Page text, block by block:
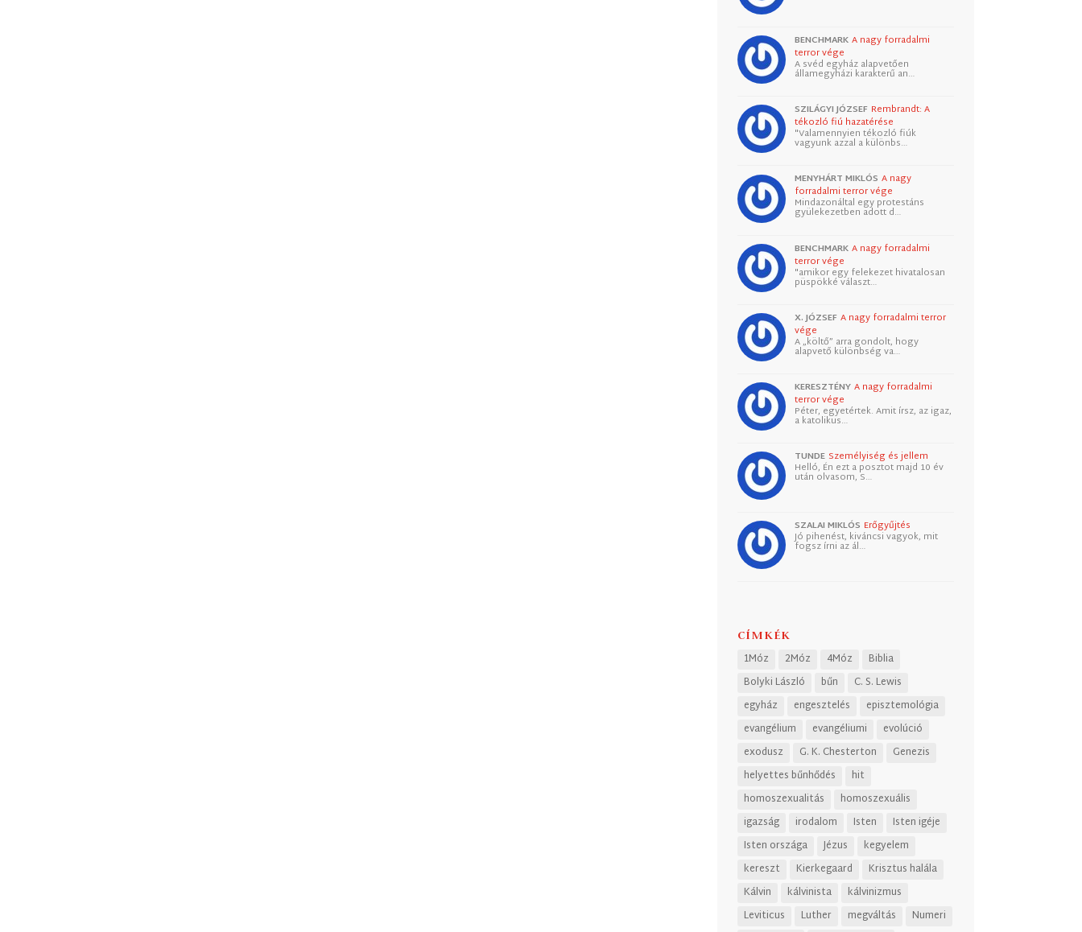
BENCHMARK A nagy forradalmi
terror vége
A svéd egyház alapvetően
államegyházi karakterű an…
SZILÁGYI JÓZSEF Rembrandt: A
tékozló fiú hazatérése
"Valamennyien tékozló fiúk
vagyunk azzal a különbs…
MENYHÁRT MIKLÓS A nagy
forradalmi terror vége
Mindazonáltal egy protestáns
gyülekezetben adott d…
BENCHMARK A nagy forradalmi
terror vége
"amikor egy felekezet hivatalosan
püspökké választ…
X. JÓZSEF A nagy forradalmi terror
vége
A „költő” arra gondolt, hogy
alapvető különbség va…
KERESZTÉNY A nagy forradalmi
terror vége
Péter, egyetértek. Amit írsz, az igaz,
a katolikus…
TUNDE Személyiség és jellem
Helló, Én ezt a posztot majd 10 év
után olvasom, S…
SZALAI MIKLÓS Erőgyűjtés
Jó pihenést, kiváncsi vagyok, mit
fogsz írni az ál…
CÍMKÉK
1Móz 2Móz 4Móz
Biblia
Bolyki László
bűn
C. S. Lewis
egyház
engesztelés
episztemológia
evangélium
evangéliumi
evolúció
exodusz
G. K. Chesterton
Genezis
helyettes bűnhődés
hit
homoszexualitás
homoszexuális
igazság
irodalom Isten
Isten igéje
Isten országa
Jézus
kegyelem
kereszt
Kierkegaard
Krisztus halála
Kálvin
kálvinista
kálvinizmus
Leviticus
Luther megváltás
Numeri